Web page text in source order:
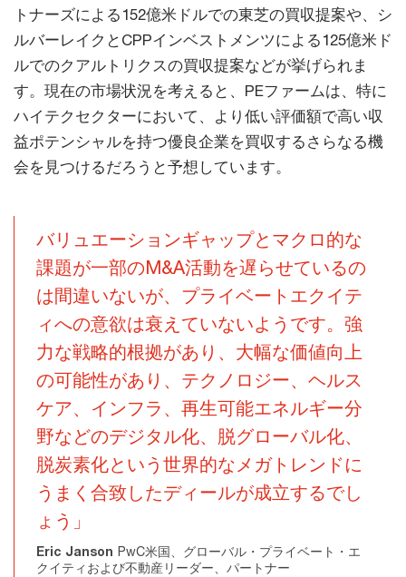
トナーズによる152億米ドルでの東芝の買収提案や、シ
ルバーレイクとCPPインベストメンツによる125億米ド
ルでのクアルトリクスの買収提案などが挙げられま
す。現在の市場状況を考えると、PEファームは、特に
ハイテクセクターにおいて、より低い評価額で高い収
益ポテンシャルを持つ優良企業を買収するさらなる機
会を見つけるだろうと予想しています。
バリュエーションギャップとマクロ的な
課題が一部のM&A活動を遅らせているの
は間違いないが、プライベートエクイテ
ィへの意欲は衰えていないようです。強
力な戦略的根拠があり、大幅な価値向上
の可能性があり、テクノロジー、ヘルス
ケア、インフラ、再生可能エネルギー分
野などのデジタル化、脱グローバル化、
脱炭素化という世界的なメガトレンドに
うまく合致したディールが成立するでし
ょう」
Eric Janson PwC米国、グローバル・プライベート・エ
クイティおよび不動産リーダー、パートナー